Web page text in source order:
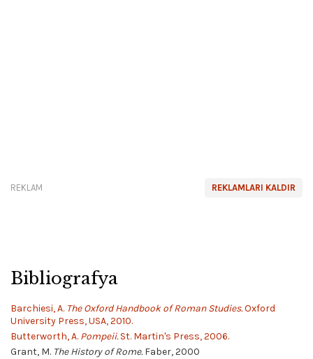
REKLAMLARI KALDIR
REKLAM
Bibliografya
Barchiesi, A. The Oxford Handbook of Roman Studies.Oxford
University Press, USA, 2010.
Butterworth, A. Pompeii.St. Martin's Press, 2006.
Grant, M. The History of Rome.Faber, 2000